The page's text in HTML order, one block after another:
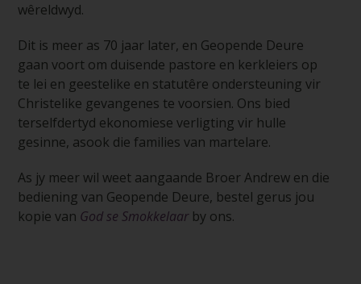
wêreldwyd.
Dit is meer as 70 jaar later, en Geopende Deure
gaan voort om duisende pastore en kerkleiers op
te lei en geestelike en statutêre ondersteuning vir
Christelike gevangenes te voorsien. Ons bied
terselfdertyd ekonomiese verligting vir hulle
gesinne, asook die families van martelare.
As jy meer wil weet aangaande Broer Andrew en die
bediening van Geopende Deure, bestel gerus jou
kopie van God se Smokkelaarby ons.